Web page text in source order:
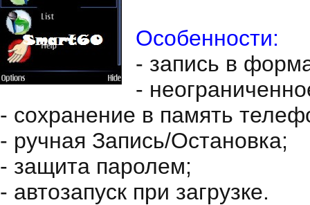
Особенности:
- запись в
-
- сохранение в память
- ручная Запись/Остановка;
- защита паролем;
- автозапуск при загрузке.